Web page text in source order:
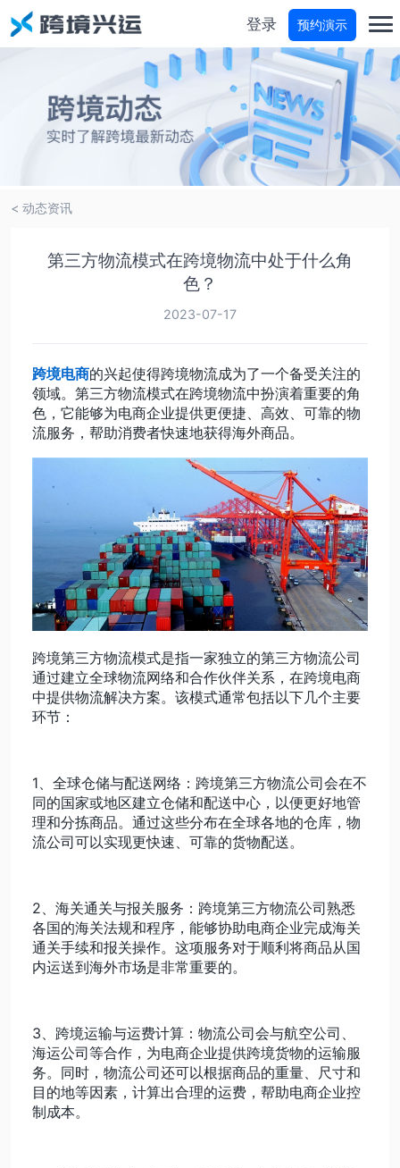
分仓宝
物流商城
价格咨询
关于我们
登录 预约演示
< 动态资讯
第三方物流模式在跨境物流中处于什么角
色？
2023-07-17
跨境电商的兴起使得跨境物流成为了一个备受关注的
领域。第三方物流模式在跨境物流中扮演着重要的角
色，它能够为电商企业提供更便捷、高效、可靠的物
流服务，帮助消费者快速地获得海外商品。
跨境第三方物流模式是指一家独立的第三方物流公司
通过建立全球物流网络和合作伙伴关系，在跨境电商
中提供物流解决方案。该模式通常包括以下几个主要
环节：
1、全球仓储与配送网络：跨境第三方物流公司会在不
同的国家或地区建立仓储和配送中心，以便更好地管
理和分拣商品。通过这些分布在全球各地的仓库，物
流公司可以实现更快速、可靠的货物配送。
2、海关通关与报关服务：跨境第三方物流公司熟悉
各国的海关法规和程序，能够协助电商企业完成海关
通关手续和报关操作。这项服务对于顺利将商品从国
内运送到海外市场是非常重要的。
3、跨境运输与运费计算：物流公司会与航空公司、
海运公司等合作，为电商企业提供跨境货物的运输服
务。同时，物流公司还可以根据商品的重量、尺寸和
目的地等因素，计算出合理的运费，帮助电商企业控
制成本。